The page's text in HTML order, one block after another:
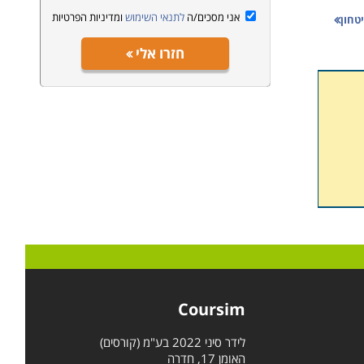
אני מסכים/הלתנאי השימוש ומדיניות הפרטיות
חזרו אלי
Coursim
לידר סיני 2022 בע"מ (קורסים)
האומן 17, חדרה